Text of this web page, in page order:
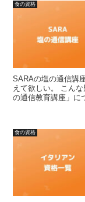
食の資格
SARAの塩の通信講
えて欲しい。 こん
の通信教育講座」に
食の資格